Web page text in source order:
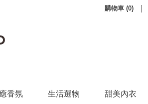
香氛 生活選物 甜美內衣
購物車 (0)